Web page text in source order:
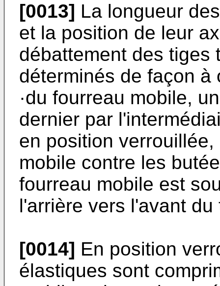
[0013] La longueur
et la position de leur
débattement des tiges
déterminés de façon à
·du fourreau mobile,
dernier par
en position
mobile contre les
fourreau mobile est
l'arrière vers l'avant du
[0014] En position
élastiques sont